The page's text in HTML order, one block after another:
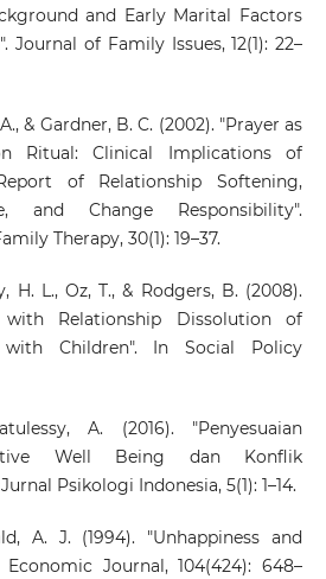
and Early Marital Factors
of Family Issues, 12(1): 22–
& Gardner, B. C. (2002). "Prayer as
Ritual: Clinical Implications of
of Relationship Softening,
and Change Responsibility".
Therapy, 30(1): 19–37.
H. L., Oz, T., & Rodgers, B. (2008).
with Relationship Dissolution of
with Children". In Social Policy
A. (2016). "Penyesuaian
Well Being dan Konflik
Psikologi Indonesia, 5(1): 1–14.
A. J. (1994). "Unhappiness and
Journal, 104(424): 648–